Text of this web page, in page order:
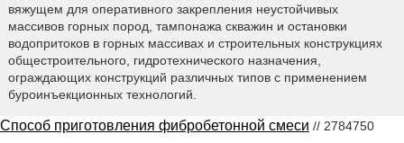
вяжущем для оперативного закрепления неустойчивых
массивов горных пород, тампонажа скважин и остановки
водопритоков в горных массивах и строительных конструкциях
общестроительного, гидротехнического назначения,
ограждающих конструкций различных типов с применением
буроинъекционных технологий.
Способ приготовления фибробетонной смеси // 2784750